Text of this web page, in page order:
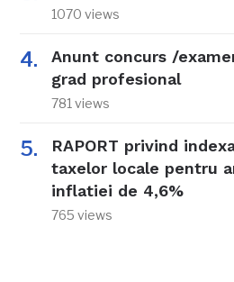
1070 views
Anunt concurs /
grad profesional
781 views
RAPORT privind
taxelor locale pentru
inflatiei de 4,6%
765 views